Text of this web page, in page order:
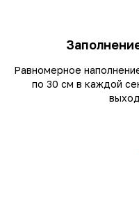
Равномерное
по 30 см в каждой